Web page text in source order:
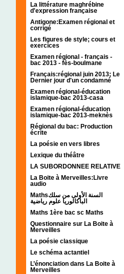
La littérature maghrébine
d'expression française
Antigone:Examen régional et
corrigé
Les figures de style; cours et
exercices
Examen régional - français -
bac 2013 - fès-boulmane
Français:régional juin 2013; Le
Dernier jour d'un condamné
Examen régional-éducation
islamique-bac 2013-casa
Examen régional-éducation
islamique-bac 2013-meknès
Régional du bac: Production
écrite
La poésie en vers libres
Lexique du théâtre
LA SUBORDONNEE RELATIVE
La Boite à Merveilles:Livre
audio
Mathsالسنة الأولى من سلك
الباكالوريا علوم رياضية
Maths 1ère bac sc Maths
Questionnaire sur La Boite à
Merveilles
La poésie classique
Le schéma actantiel
L’énonciation dans La Boite à
Merveilles